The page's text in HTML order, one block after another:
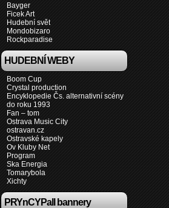
Bayger
Ficek Art
Hudební svět
Mondobizaro
Rockparadise
HUDEBNÍ WEBY
Boom Cup
Crystal production
Encyklopedie Čs. alternativní scény
do roku 1993
Fan – tom
Ostrava Music City
ostravan.cz
Ostravské kapely
Ov Kluby Net
Program
Ska Energia
Tomarybola
Xichty
PRYnCYPall bannery